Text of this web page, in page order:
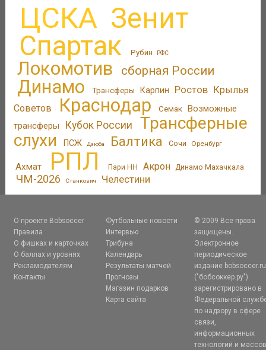
ЦСКА Зенит
Спартак Рубин РФС
Локомотив сборная России
Динамо Трансферы Карпин Ростов Крылья
Советов
Краснодар Семак Возможные
трансферы
Кубок России
Трансферные
слухи
ПСЖ Дзюба Балтика Сочи Оренбург
Ахмат РПЛ Пари НН Акрон Динамо Махачкала
ЧМ-2026 Станкович Челестини
О проекте Bobsoccer
Правила
О фишках и карточках
О баллах и уровнях
Рекламодателям
Контакты
Футбольные новости
Интервью
Трибуна
Календарь
Результаты матчей
Прогнозы
Магазин подарков
Карта сайта
© 2009 Все права
защищены.
Электронное
периодическое
издание bobsoccer.ru
("бобсоккер.ру")
зарегистрировано в
Федеральной
по надзору в сфере
связи,
информационных
технологий и